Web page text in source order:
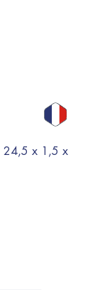
24,5 x 1,5 x